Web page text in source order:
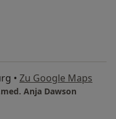
• Zu Google Maps
Anja Dawson